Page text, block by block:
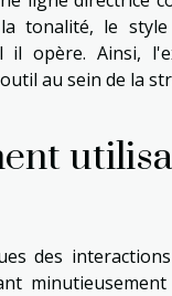
tonalité, le
il opère. Ainsi,
au sein de la
des